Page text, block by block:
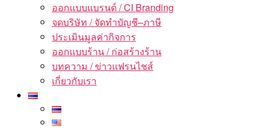
ออกแบบแบรนด์ / CI Branding
จดบริษัท / จัดทำบัญชี–ภาษี
ประเมินมูลค่ากิจการ
ออกแบบร้าน / ก่อสร้างร้าน
บทความ / ข่าวแฟรนไชส์
เกี่ยวกับเรา